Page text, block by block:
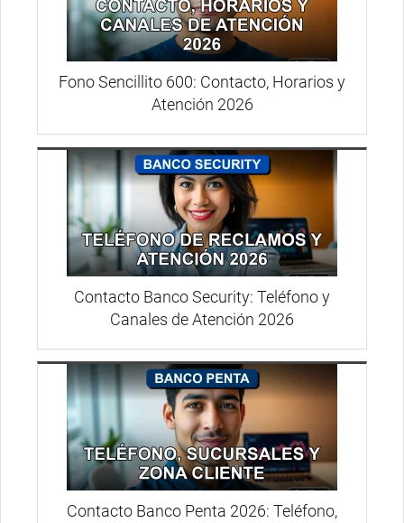
Fono Sencillito 600: Contacto, Horarios y
Atención 2026
Contacto Banco Security: Teléfono y
Canales de Atención 2026
Contacto Banco Penta 2026: Teléfono,